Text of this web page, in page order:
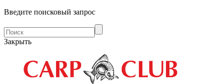
Введите поисковый запрос
Закрыть